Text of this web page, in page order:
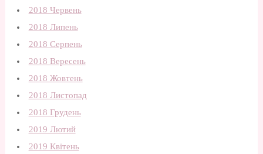
2018 Червень
2018 Липень
2018 Серпень
2018 Вересень
2018 Жовтень
2018 Листопад
2018 Грудень
2019 Лютий
2019 Квітень